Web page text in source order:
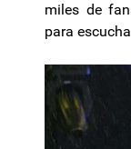
miles de
para